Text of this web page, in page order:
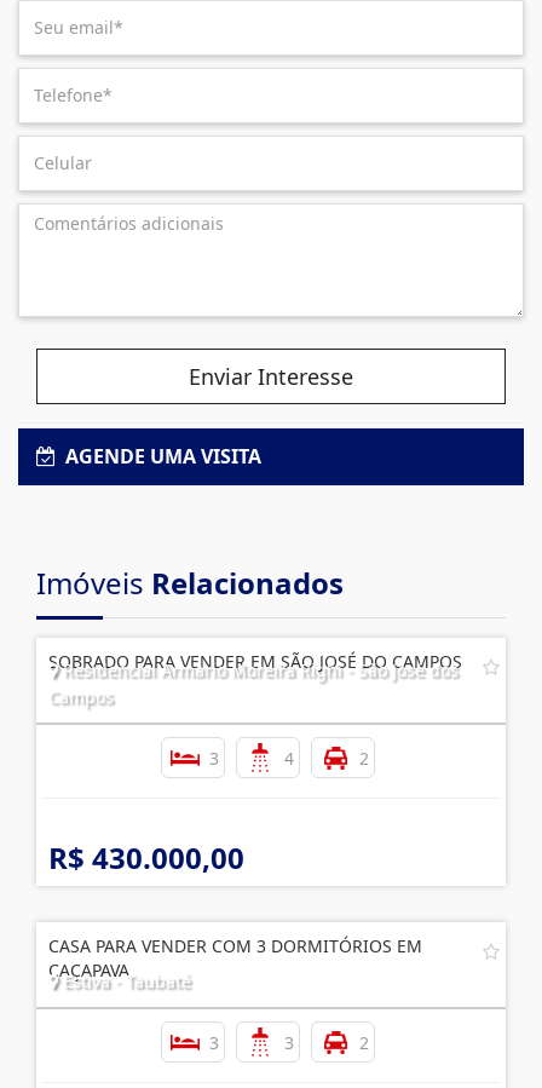
Enviar Interesse
AGENDE UMA VISITA
Imóveis Relacionados
SOBRADO PARA VENDER EM SÃO JOSÉ DO CAMPOS
Residencial Armario Moreira Righi - São José dos
Campos
3 4 2
R$ 430.000,00
CASA PARA VENDER COM 3 DORMITÓRIOS EM
CAÇAPAVA
Estiva - Taubaté
3 3 2